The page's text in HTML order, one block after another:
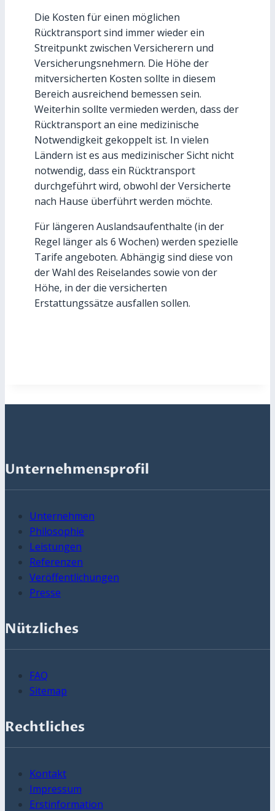
Die Kosten für einen möglichen
Rücktransport sind immer wieder ein
Streitpunkt zwischen Versicherern und
Versicherungsnehmern. Die Höhe der
mitversicherten Kosten sollte in diesem
Bereich ausreichend bemessen sein.
Weiterhin sollte vermieden werden, dass der
Rücktransport an eine medizinische
Notwendigkeit gekoppelt ist. In vielen
Ländern ist es aus medizinischer Sicht nicht
notwendig, dass ein Rücktransport
durchgeführt wird, obwohl der Versicherte
nach Hause überführt werden möchte.
Für längeren Auslandsaufenthalte (in der
Regel länger als 6 Wochen) werden spezielle
Tarife angeboten. Abhängig sind diese von
der Wahl des Reiselandes sowie von der
Höhe, in der die versicherten
Erstattungssätze ausfallen sollen.
Unternehmensprofil
Unternehmen
Philosophie
Leistungen
Referenzen
Veröffentlichungen
Presse
Nützliches
FAQ
Sitemap
Rechtliches
Kontakt
Impressum
Erstinformation